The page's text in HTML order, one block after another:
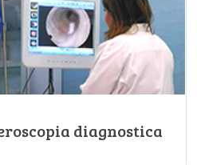
diagnostica